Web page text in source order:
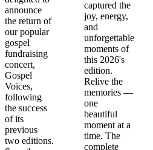
announce
the return of
our popular
gospel
fundraising
concert,
Gospel
Voices,
following
the success
of its
previous
two editions.
captured the
joy, energy,
and
unforgettable
moments of
this 2026's
edition.
Relive the
memories —
one
beautiful
moment at a
time. The
complete